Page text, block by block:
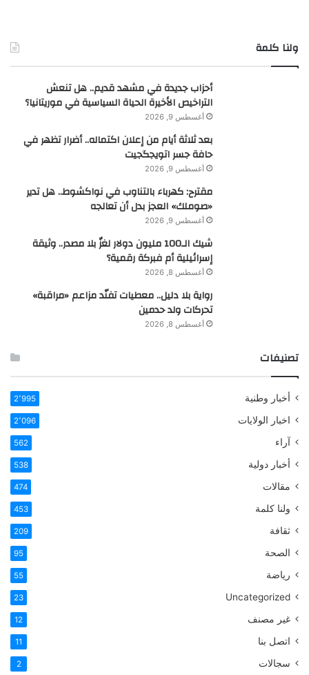
ولنا كلمة
أحزاب جديدة في مشهد قديم.. هل تنعش
التراخيص الأخيرة الحياة السياسية في موريتانيا؟
أغسطس 9, 2026
بعد ثلاثة أيام من إعلان اكتماله.. أضرار تظهر في
حافة جسر اتويجگجيت
أغسطس 9, 2026
مقترح: كهرباء بالتناوب في نواكشوط.. هل تدير
«صوملك» العجز بدل أن تعالجه
أغسطس 9, 2026
شيك الـ100 مليون دولار لغزٌ بلا مصدر.. وثيقة
إسرائيلية أم فبركة رقمية؟
أغسطس 8, 2026
رواية بلا دليل.. معطيات تفنّد مزاعم «مراقبة»
تحركات ولد حدمين
أغسطس 8, 2026
تصنيفات
أخبار وطنية 2٬995
اخبار الولايات 2٬096
آراء 562
أخبار دولية 538
مقالات 474
ولنا كلمة 453
ثقافة 209
الصحة 95
رياضة 55
Uncategorized
23
غير مصنف 12
اتصل بنا 11
سجالات 2